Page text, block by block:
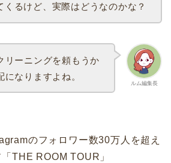
くるけど、実際はどうなのかな？
ルム編集長
リーニングを頼もうか
なりますよね。
のフォロワー数30万人を超え
THE ROOM TOUR」